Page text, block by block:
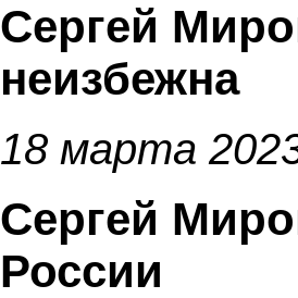
Сергей
неизбежна
18 марта
Сергей
России